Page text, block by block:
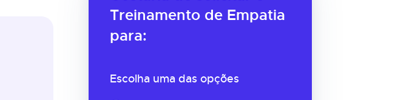
Treinamento de Empatia
para:
Escolha uma das opções